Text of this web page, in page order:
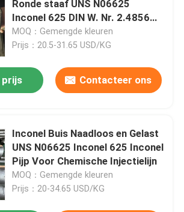
staalhoek
Bar
staal
Ronde staaf UNS N06625
Inconel 625 DIN W. Nr. 2.4856
Staaf 6-300 mm
MOQ：Gemengde kleuren
Prijs：20.5-31.65 USD/KG
prijs Contacteer ons
Inconel Buis Naadloos en Gelast
UNS N06625 Inconel 625 Inconel
Pijp Voor Chemische Injectielijn
MOQ：Gemengde kleuren
Prijs：20-34.65 USD/KG